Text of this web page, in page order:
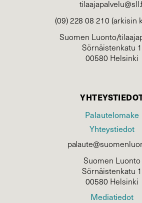
(09) 228 08 210 (arkisin
Suomen Luonto/
Sörnäistenkatu 1
00580 Helsinki
Palautelomake
Yhteystiedot
Suomen Luonto
Sörnäistenkatu 1
00580 Helsinki
Mediatiedot